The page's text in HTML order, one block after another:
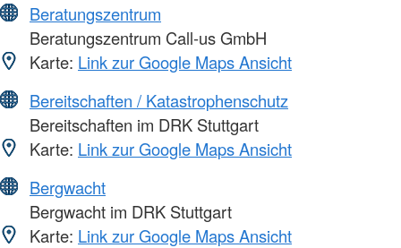
Beratungszentrum
Beratungszentrum Call-us GmbH
Karte: Link zur Google Maps Ansicht
Bereitschaften / Katastrophenschutz
Bereitschaften im DRK Stuttgart
Karte: Link zur Google Maps Ansicht
Bergwacht
Bergwacht im DRK Stuttgart
Karte: Link zur Google Maps Ansicht